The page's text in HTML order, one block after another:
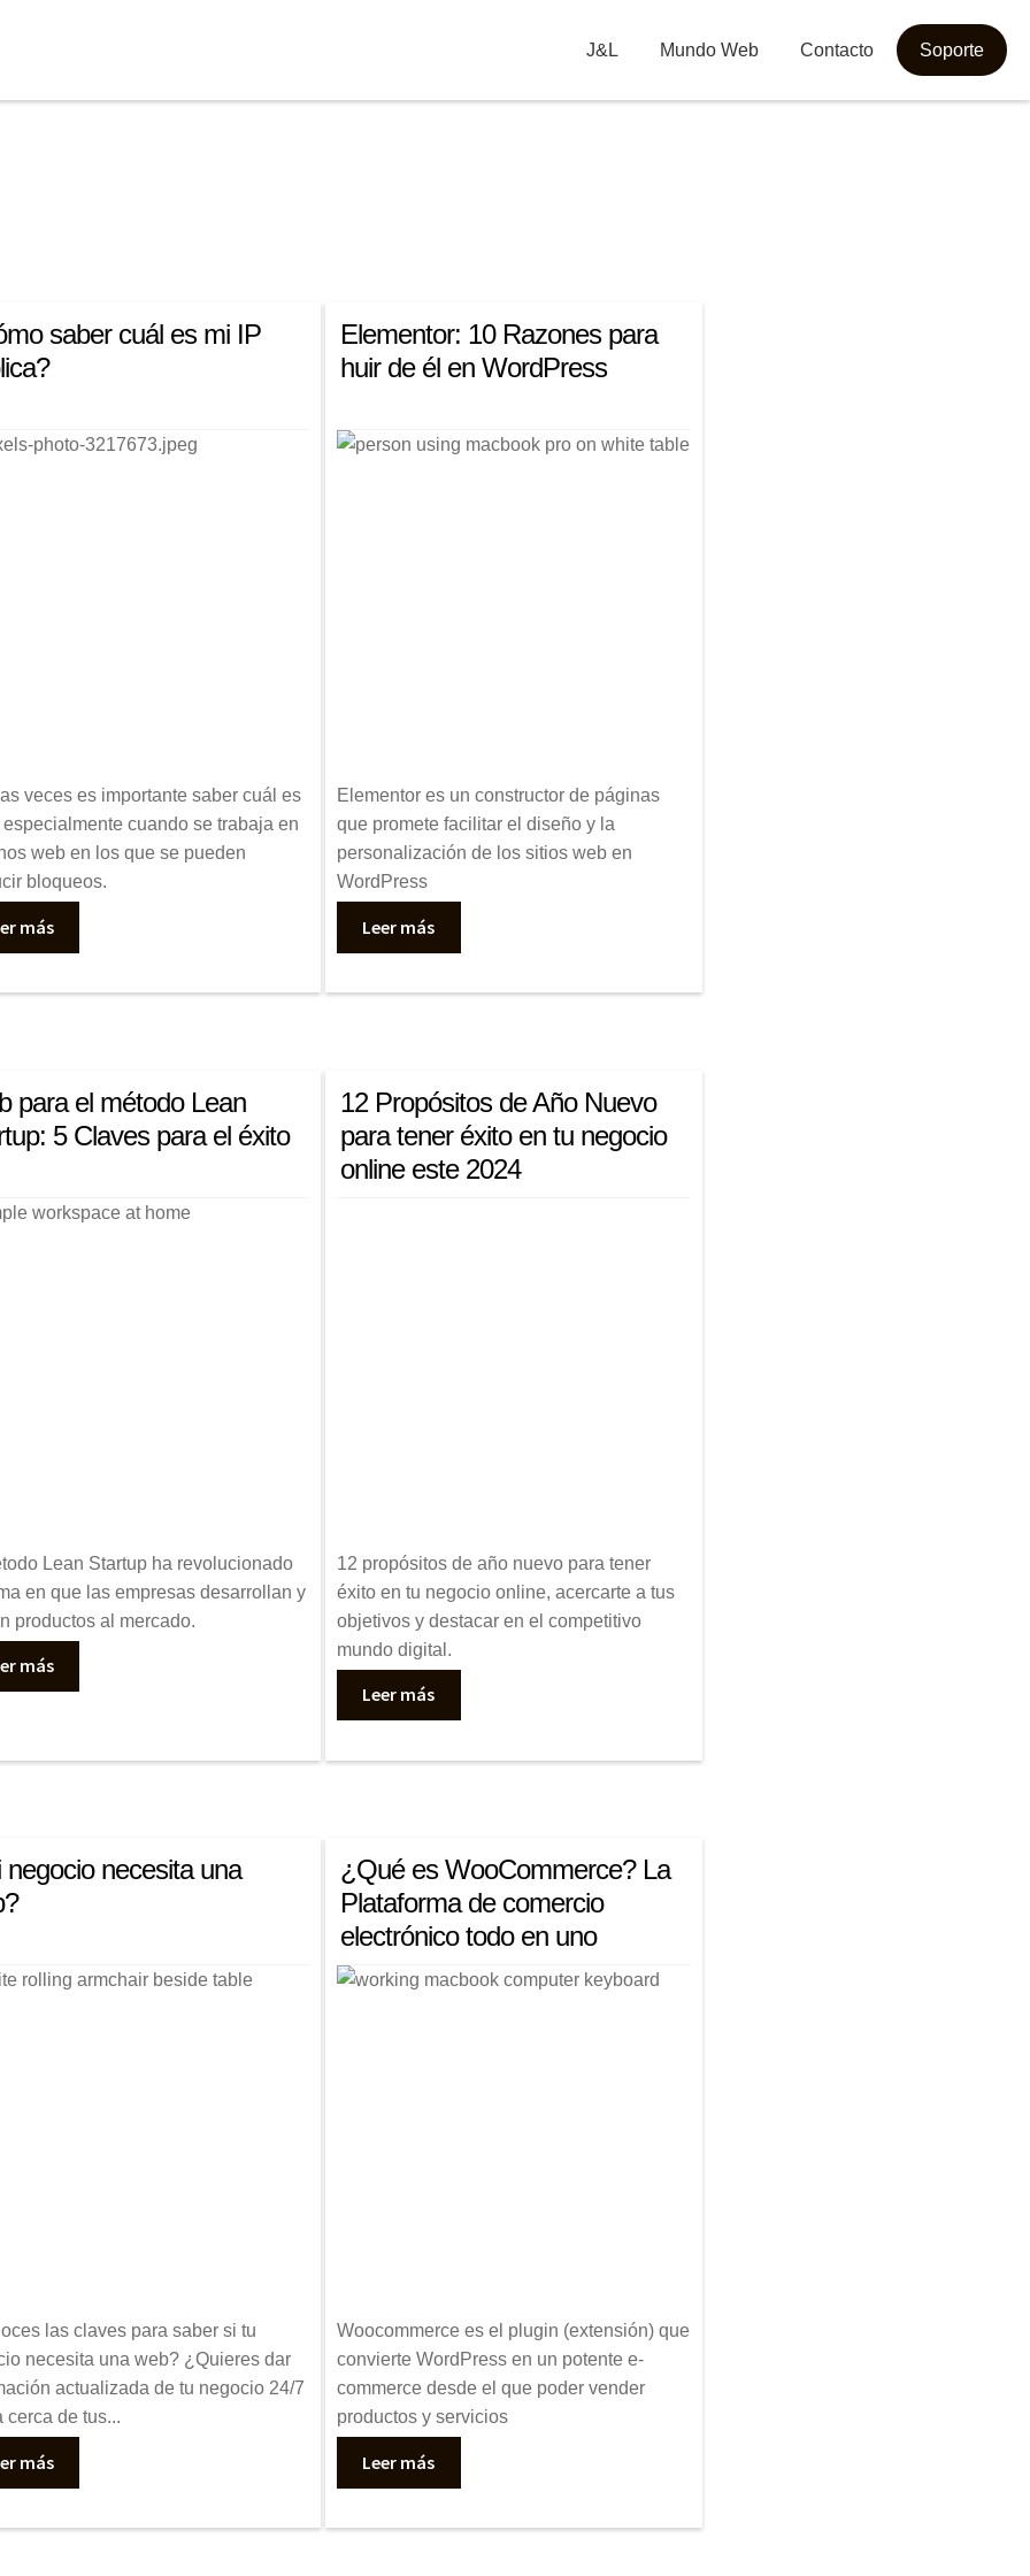
J&L Mundo Web Contacto Soporte
saber cuál es mi IP
veces es importante saber cuál es
especialmente cuando se trabaja en
web en los que se pueden
bloqueos.
más
Elementor: 10 Razones para
huir de él en WordPress
Elementor es un constructor de páginas
que promete facilitar el diseño y la
personalización de los sitios web en
WordPress
Leer más
para el método Lean
5 Claves para el éxito
Lean Startup ha revolucionado
en que las empresas desarrollan y
productos al mercado.
más
12 Propósitos de Año Nuevo
para tener éxito en tu negocio
online este 2024
12 propósitos de año nuevo para tener
éxito en tu negocio online, acercarte a tus
objetivos y destacar en el competitivo
mundo digital.
Leer más
necesita una
las claves para saber si tu
necesita una web? ¿Quieres dar
actualizada de tu negocio 24/7
cerca de tus...
más
¿Qué es WooCommerce? La
Plataforma de comercio
electrónico todo en uno
Woocommerce es el plugin (extensión) que
convierte WordPress en un potente e-
commerce desde el que poder vender
productos y servicios
Leer más